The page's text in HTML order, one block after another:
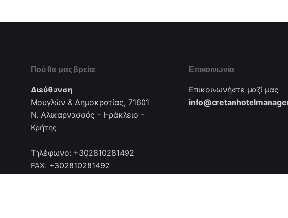
Πού θα μας βρείτε
Διεύθυνση
Μουγλών & Δημοκρατίας, 71601
Ν. Αλικαρνασσός - Ηράκλειο -
Κρήτης
Τηλέφωνο: +302810281492
FAX: +302810281492
Επικοινωνία
Επικοινωνήστε μαζί μας